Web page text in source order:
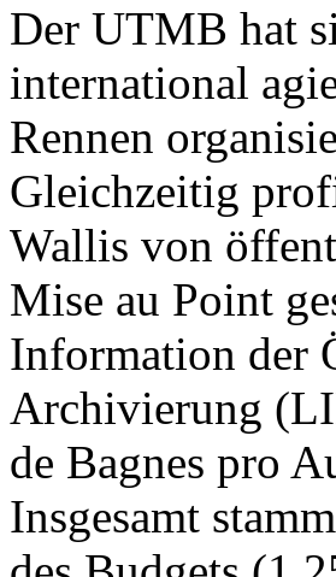
Der UTMB hat
international
Rennen
Gleichzeitig
Wallis von
Mise au Point
Information der
Archivierung
de Bagnes pro
Insgesamt